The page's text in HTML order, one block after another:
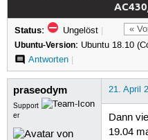
«
Status: Ungelöst |
Ubuntu-Version: Ubuntu 18.10
Antworten|
praseodym
Support
er
21. April
Dann
19.04